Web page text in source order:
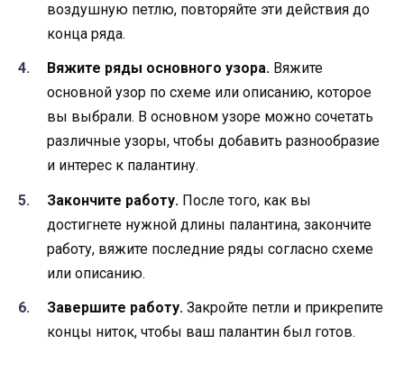
воздушную петлю, повторяйте эти действия до
конца ряда.
Вяжите ряды основного узора. Вяжите
основной узор по схеме или описанию, которое
вы выбрали. В основном узоре можно сочетать
различные узоры, чтобы добавить разнообразие
и интерес к палантину.
Закончите работу. После того, как вы
достигнете нужной длины палантина, закончите
работу, вяжите последние ряды согласно схеме
или описанию.
Завершите работу. Закройте петли и прикрепите
концы ниток, чтобы ваш палантин был готов.